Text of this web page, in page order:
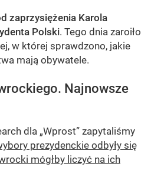
zaprzysiężenia Karola
Polski. Tego dnia zaroiło
w której sprawdzono, jakie
mają obywatele.
Najnowsze
dla „Wprost” zapytaliśmy
prezydenckie odbyły się
mógłby liczyć na ich